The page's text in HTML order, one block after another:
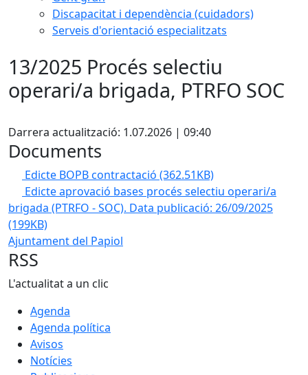
Discapacitat i dependència (cuidadors)
Serveis d'orientació especialitzats
13/2025 Procés selectiu
operari/a brigada, PTRFO SOC
Darrera actualització: 1.07.2026 | 09:40
Documents
Edicte BOPB contractació (362.51KB)
Edicte aprovació bases procés selectiu operari/a
brigada (PTRFO - SOC). Data publicació: 26/09/2025
(199KB)
Ajuntament del Papiol
RSS
L'actualitat a un clic
Agenda
Agenda política
Avisos
Notícies